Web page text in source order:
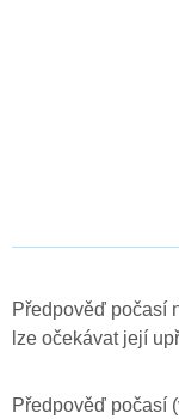
Předpověď počasí
lze očekávat její
Předpověď počasí